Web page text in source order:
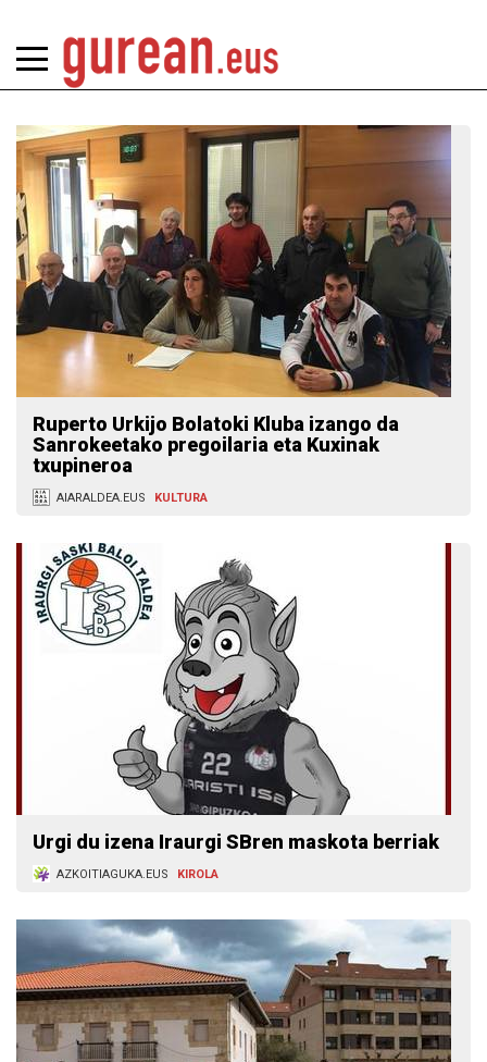
Ruperto Urkijo Bolatoki Kluba izango da
Sanrokeetako pregoilaria eta Kuxinak
txupineroa
AIARALDEA.EUS KULTURA
Urgi du izena Iraurgi SBren maskota berriak
AZKOITIAGUKA.EUS KIROLA